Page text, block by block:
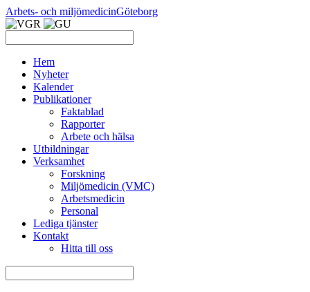
Arbets- och miljömedicinGöteborg
Hem
Nyheter
Kalender
Publikationer
Faktablad
Rapporter
Arbete och hälsa
Utbildningar
Verksamhet
Forskning
Miljömedicin (VMC)
Arbetsmedicin
Personal
Lediga tjänster
Kontakt
Hitta till oss